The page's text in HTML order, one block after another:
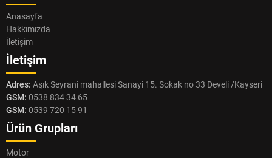
Anasayfa
Hakkımızda
İletişim
İletişim
Adres: Aşık Seyrani mahallesi Sanayi 15. Sokak no 33 Develi /Kayseri
GSM: 0538 834 34 65
GSM: 0539 720 15 91
Ürün Grupları
Motor